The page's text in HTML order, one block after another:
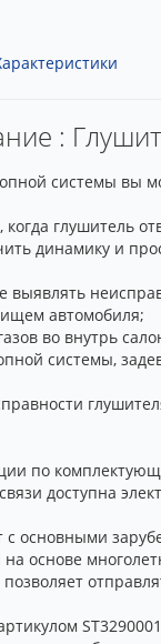
:
системы вы
глушитель
динамику и
выявлять
автомобиля;
во внутрь
системы,
по
доступна
основными
основе